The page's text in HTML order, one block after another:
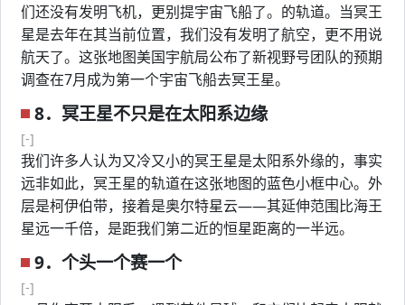
们还没有发明飞机，更别提宇宙飞船了。的轨道。当冥王
星是去年在其当前位置，我们没有发明了航空，更不用说
航天了。这张地图美国宇航局公布了新视野号团队的预期
调查在7月成为第一个宇宙飞船去冥王星。
8．冥王星不只是在太阳系边缘
[-]
我们许多人认为又冷又小的冥王星是太阳系外缘的，事实
远非如此，冥王星的轨道在这张地图的蓝色小框中心。外
层是柯伊伯带，接着是奥尔特星云——其延伸范围比海王
星远一千倍，是距我们第二近的恒星距离的一半远。
9．个头一个赛一个
[-]